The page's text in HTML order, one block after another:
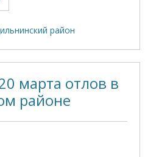
район
марта отлов в
районе